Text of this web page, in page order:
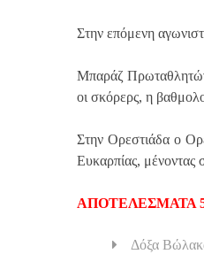
Στην επόμενη
Μπαράζ
οι σκόρερς, η
Στην Ορεστιάδα ο
Ευκαρπίας, μένοντας
ΑΠΟΤΕΛΕΣΜΑΤΑ
Δόξα